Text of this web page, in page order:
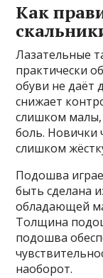
Как
Лазательные
практически
обуви не даёт
снижает
слишком малы,
боль. Новички
слишком
Подошва
быть сделана
обладающей
Толщина
подошва
наоборот.